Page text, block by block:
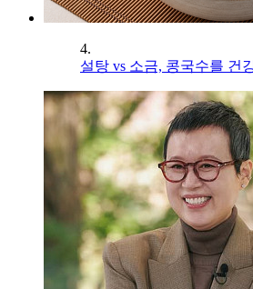
4.
설탕 vs 소금, 콩국수를 건